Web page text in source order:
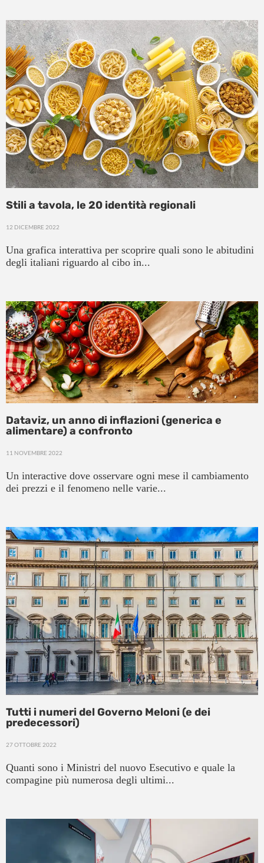
Stili a tavola, le 20 identità regionali
12 DICEMBRE 2022
Una grafica interattiva per scoprire quali sono le abitudini
degli italiani riguardo al cibo in...
Dataviz, un anno di inflazioni (generica e
alimentare) a confronto
11 NOVEMBRE 2022
Un interactive dove osservare ogni mese il cambiamento
dei prezzi e il fenomeno nelle varie...
Tutti i numeri del Governo Meloni (e dei
predecessori)
27 OTTOBRE 2022
Quanti sono i Ministri del nuovo Esecutivo e quale la
compagine più numerosa degli ultimi...